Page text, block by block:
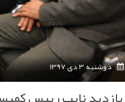
دوشنبه 3 دی 1397